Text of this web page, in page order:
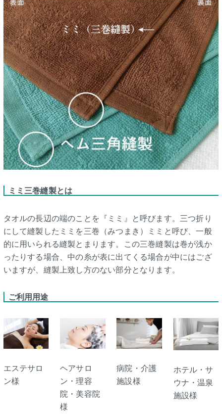
ミミ三巻縫製とは
タオルの長辺の端のことを『ミミ』と呼びます。三つ折り
にして縫製したミミを三巻（みつまき）ミミと呼び、一般
的に用いられる縫製とまります。この三巻縫製は巻が浅か
ったりする場合、中の糸が表に出てくる場合が中にはござ
いますが、縫製上致し方のない部分となります。
ご利用用途
エステサロ
ン様
ヘアサロ
ン・理容
院・美容院
様
病院・介護
施設様
ホテル・サ
ウナ・温泉
施設様